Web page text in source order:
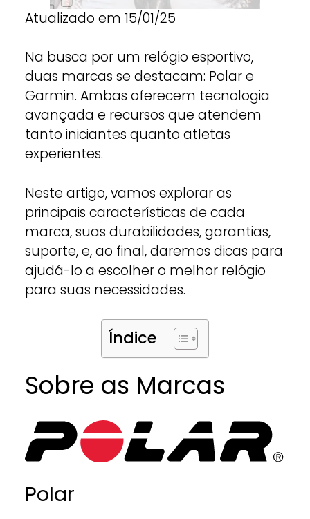
Atualizado em 15/01/25
Na busca por um relógio esportivo,
duas marcas se destacam: Polar e
Garmin. Ambas oferecem tecnologia
avançada e recursos que atendem
tanto iniciantes quanto atletas
experientes.
Neste artigo, vamos explorar as
principais características de cada
marca, suas durabilidades, garantias,
suporte, e, ao final, daremos dicas para
ajudá-lo a escolher o melhor relógio
para suas necessidades.
Índice
Sobre as Marcas
Polar